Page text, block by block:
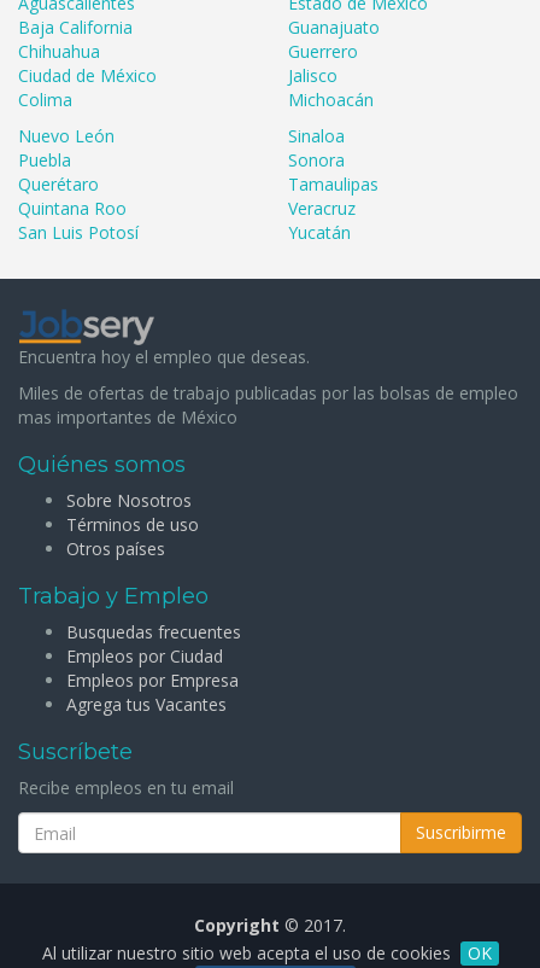
Baja California
Chihuahua
Ciudad de México
Colima
Guanajuato
Guerrero
Jalisco
Michoacán
Nuevo León
Puebla
Querétaro
Quintana Roo
San Luis Potosí
Sinaloa
Sonora
Tamaulipas
Veracruz
Yucatán
Encuentra hoy el empleo que deseas.
Miles de ofertas de trabajo publicadas por las bolsas de empleo
mas importantes de México
Quiénes somos
Sobre Nosotros
Términos de uso
Otros países
Trabajo y Empleo
Busquedas frecuentes
Empleos por Ciudad
Empleos por Empresa
Agrega tus Vacantes
Suscríbete
Recibe empleos en tu email
Suscribirme
Copyright © 2017.
Al utilizar nuestro sitio web acepta el uso de cookies
OK